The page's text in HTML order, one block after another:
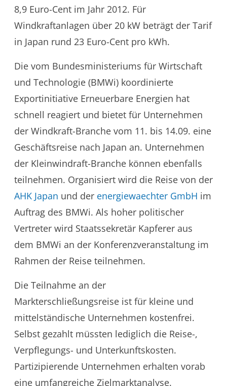
8,9 Euro-Cent im Jahr 2012. Für
Windkraftanlagen über 20 kW beträgt der Tarif
in Japan rund 23 Euro-Cent pro kWh.
Die vom Bundesministeriums für Wirtschaft
und Technologie (BMWi) koordinierte
Exportinitiative Erneuerbare Energien hat
schnell reagiert und bietet für Unternehmen
der Windkraft-Branche vom 11. bis 14.09. eine
Geschäftsreise nach Japan an. Unternehmen
der Kleinwindraft-Branche können ebenfalls
teilnehmen. Organisiert wird die Reise von der
AHK Japan und der energiewaechter GmbH im
Auftrag des BMWi. Als hoher politischer
Vertreter wird Staatssekretär Kapferer aus
dem BMWi an der Konferenzveranstaltung im
Rahmen der Reise teilnehmen.
Die Teilnahme an der
Markterschließungsreise ist für kleine und
mittelständische Unternehmen kostenfrei.
Selbst gezahlt müssten lediglich die Reise-,
Verpflegungs- und Unterkunftskosten.
Partizipierende Unternehmen erhalten vorab
eine umfangreiche Zielmarktanalyse.